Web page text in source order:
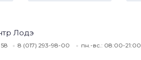
Лодэ
8 (017) 293-98-00 пн.-вс.: 08:00-21:00